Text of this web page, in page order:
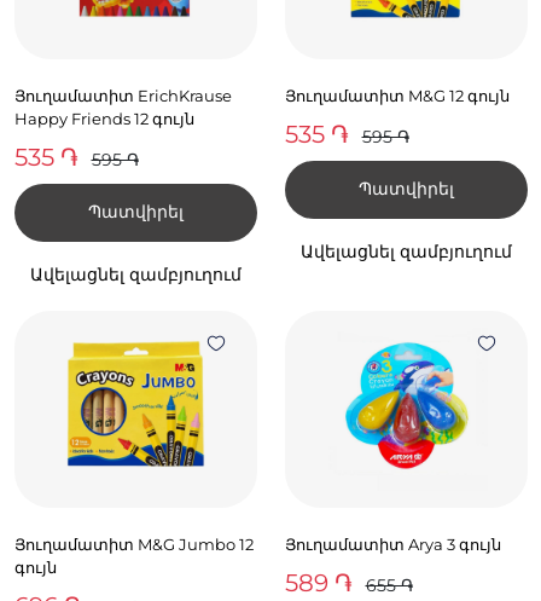
Յուղամատիտ ErichKrause
Happy Friends 12 գույն
535 ֏ 595 ֏
Պատվիրել
Ավելացնել զամբյուղում
Յուղամատիտ M&G 12 գույն
535 ֏ 595 ֏
Պատվիրել
Ավելացնել զամբյուղում
Յուղամատիտ M&G Jumbo 12
գույն
Յուղամատիտ Arya 3 գույն
589 ֏ 655 ֏